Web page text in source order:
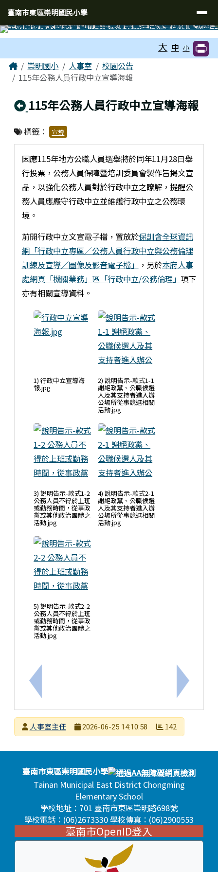
臺南市東區崇明國民小學
導覽列
臺南市東區崇明國民小學
大 中 小
主內容區域
Home崇明國小 人事室
校園公告
115年公務人員行政中立宣導海報
回上頁
115年公務人員行政中立宣導海報
標籤： 宣導
上一筆：赴陸港澳懲處規定於7/1生效，臺南市政府
因應115年地方公職人員選舉將於同年11月28日舉
行投票，公務人員保障暨培訓委員會製作旨揭文宣
品，以強化公務人員對於行政中立之瞭解，提醒公
務人員應嚴守行政中立並維護行政中立之公務環
境。
前開行政中立文宣電子檔，置放於保訓會全球資訊
網「行政中立專區／公務人員行政中立與公務倫理
訓練及宣導／圖像及影音電子檔」
，另於本府人事
處網頁「機關業務」區「行政中立/公務倫理」 項下
亦有相關宣導資料。
1) 行政中立宣導海
報.jpg
2) 說明告示-款式1-1
謝絕政黨、公職候選
人及其支持者進入辦
公場所從事競選相關
活動.jpg
3) 說明告示-款式1-2
公務人員不得於上班
或勤務時間，從事政
黨或其他政治團體之
活動.jpg
4) 說明告示-款式2-1
謝絕政黨、公職候選
人及其支持者進入辦
公場所從事競選相關
活動.jpg
5) 說明告示-款式2-2
公務人員不得於上班
或勤務時間，從事政
黨或其他政治團體之
活動.jpg
下一筆：
發布者人事室主任
2026-06-25 14:10:58 142
頁尾區域
頁尾區域內容
臺南市東區崇明國民小學
Tainan Municipal East District Chongming
Elementary School
學校地址：701 臺南市東區崇明路698號
學校電話：(06)2673330 學校傳真：(06)2900553
臺南市OpenID登入